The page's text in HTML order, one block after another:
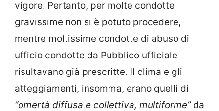
vigore. Pertanto, per molte condotte
gravissime non si è potuto procedere,
mentre moltissime condotte di abuso di
ufficio condotte da Pubblico ufficiale
risultavano già prescritte. Il clima e gli
atteggiamenti, insomma, erano quelli di
“omertà diffusa e collettiva, multiforme” da